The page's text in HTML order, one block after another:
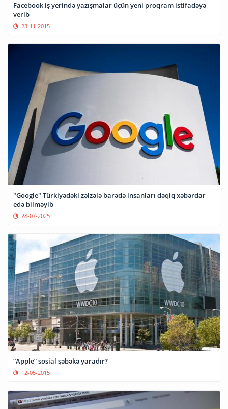
Facebook iş yerində yazışmalar üçün yeni proqram istifadəyə
verib
23-11-2015
"Google" Türkiyədəki zəlzələ barədə insanları dəqiq xəbərdar
edə bilməyib
28-07-2025
“Apple” sosial şəbəkə yaradır?
12-05-2015